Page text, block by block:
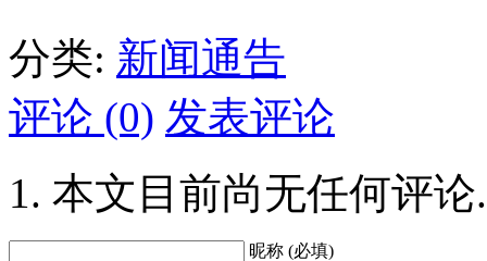
分类: 新闻通告
评论 (0) 发表评论
本文目前尚无任何评论.
昵称 (必填)